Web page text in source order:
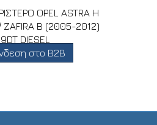
OPEL ASTRA H
B (2005-2012)
DIESEL
στο B2B